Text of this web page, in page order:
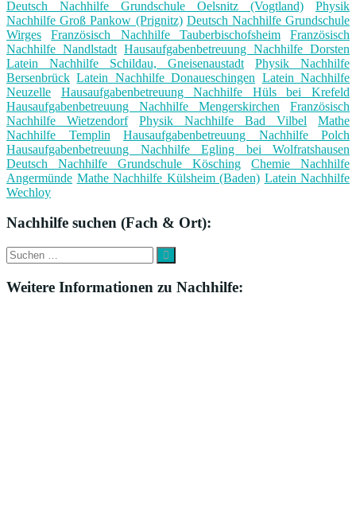
Deutsch Nachhilfe Grundschule Oelsnitz (Vogtland)
Physik
Nachhilfe Groß Pankow (Prignitz) Deutsch Nachhilfe Grundschule
Wirges
Französisch Nachhilfe Tauberbischofsheim
Französisch
Nachhilfe Nandlstadt Hausaufgabenbetreuung Nachhilfe Dorsten
Latein Nachhilfe Schildau, Gneisenaustadt
Physik Nachhilfe
Bersenbrück Latein Nachhilfe Donaueschingen Latein Nachhilfe
Neuzelle
Hausaufgabenbetreuung Nachhilfe Hüls bei Krefeld
Hausaufgabenbetreuung Nachhilfe Mengerskirchen
Französisch
Nachhilfe Wietzendorf
Physik Nachhilfe Bad Vilbel
Mathe
Nachhilfe Templin
Hausaufgabenbetreuung Nachhilfe Polch
Hausaufgabenbetreuung Nachhilfe Egling bei Wolfratshausen
Deutsch Nachhilfe Grundschule Kösching
Chemie Nachhilfe
Angermünde Mathe Nachhilfe Külsheim (Baden) Latein Nachhilfe
Wechloy
Nachhilfe suchen (Fach & Ort):
Suche
nach:
Suchen
Weitere Informationen zu Nachhilfe: